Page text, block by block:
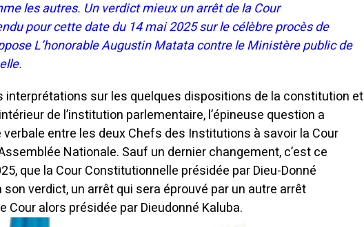
les autres. Un verdict mieux un arrêt de la Cour
pour cette date du 14 mai 2025 sur le célèbre procès de
L’honorable Augustin Matata contre le Ministère public de
interprétations sur les quelques dispositions de la constitution et
de l’institution parlementaire, l’épineuse question a
entre les deux Chefs des Institutions à savoir la Cour
Nationale. Sauf un dernier changement, c’est ce
que la Cour Constitutionnelle présidée par Dieu-Donné
verdict, un arrêt qui sera éprouvé par un autre arrêt
Cour alors présidée par Dieudonné Kaluba.